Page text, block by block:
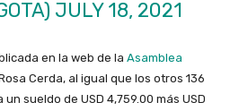
JULY 18, 2021
en la web de la Asamblea
Cerda, al igual que los otros 136
sueldo de USD 4,759.00 más USD